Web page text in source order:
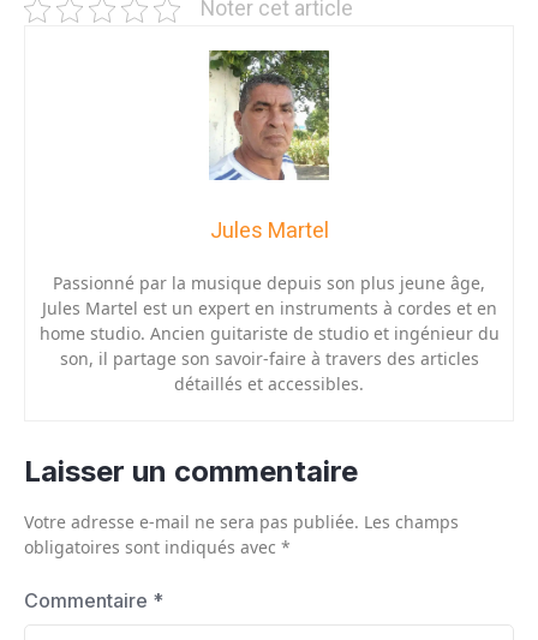
Noter cet article
Jules Martel
Passionné par la musique depuis son plus jeune âge,
Jules Martel est un expert en instruments à cordes et en
home studio. Ancien guitariste de studio et ingénieur du
son, il partage son savoir-faire à travers des articles
détaillés et accessibles.
Laisser un commentaire
Votre adresse e-mail ne sera pas publiée. Les champs
obligatoires sont indiqués avec *
Commentaire *